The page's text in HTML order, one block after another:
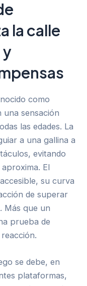
la calle
como
una sensación
las edades. La
a una gallina a
evitando
El
su curva
de superar
Más que un
prueba de
se debe, en
plataformas,